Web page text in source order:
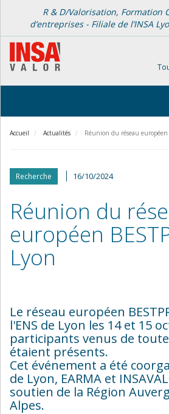
contenu
principal
R & D/Valorisation, Formation
d’entreprises - Filiale de l’INSA
Accueil Actualités Réunion du réseau européen
Recherche 16/10/2024
Réunion du
européen
Lyon
Le réseau européen
l'ENS de Lyon les 14 et 15
participants venus de
étaient présents.
Cet événement a été
de Lyon, EARMA et
soutien de la Région
Alpes.